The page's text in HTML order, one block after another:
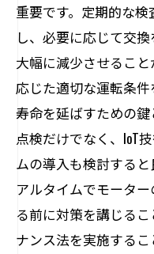
重要です。定期的な
し、必要に応じて交
大幅に減少させるこ
応じた適切な運転条
寿命を延ばすための
点検だけでなく、IoT
ムの導入も検討する
アルタイムでモータ
る前に対策を講じる
ナンス法を実施する